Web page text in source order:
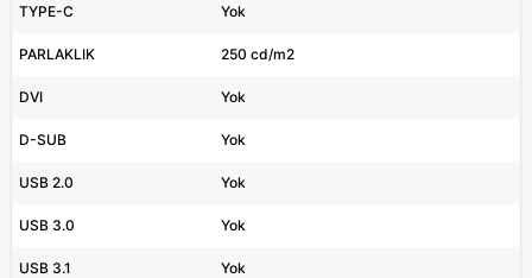
TYPE-C Yok
PARLAKLIK 250 cd/m2
DVI Yok
D-SUB Yok
USB 2.0 Yok
USB 3.0 Yok
USB 3.1 Yok